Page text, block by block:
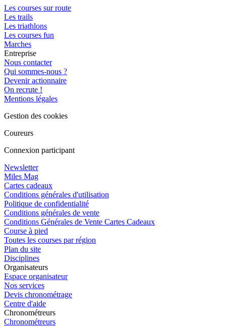
Les courses sur route
Les trails
Les triathlons
Les courses fun
Marches
Entreprise
Nous contacter
Qui sommes-nous ?
Devenir actionnaire
On recrute !
Mentions légales
Gestion des cookies
Coureurs
Connexion participant
Newsletter
Miles Mag
Cartes cadeaux
Conditions générales d'utilisation
Politique de confidentialité
Conditions générales de vente
Conditions Générales de Vente Cartes Cadeaux
Course à pied
Toutes les courses par région
Plan du site
Disciplines
Organisateurs
Espace organisateur
Nos services
Devis chronométrage
Centre d'aide
Chronométreurs
Chronométreurs